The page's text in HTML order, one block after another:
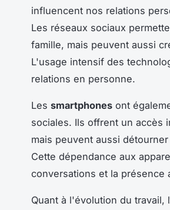
influencent nos relations
Les réseaux sociaux
famille, mais peuvent aussi
L'usage intensif des
relations en personne.
Les smartphones ont
sociales. Ils offrent un accès
mais peuvent aussi
Cette dépendance aux
conversations et la présence
Quant à l'évolution du